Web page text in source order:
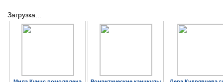
Загрузка...